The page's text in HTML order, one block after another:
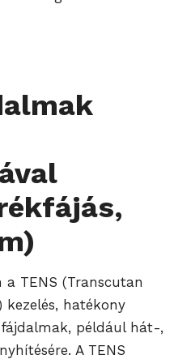
TENS (Transcutan
hatékony
például hát-,
A TENS